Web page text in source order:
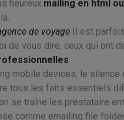
heureux. mailing en html
de voyage Il est
vous dire, ceux qui ont
mobile devices, le silence
tous les faits essentiels
se traîne les prestataire
comme emailing file